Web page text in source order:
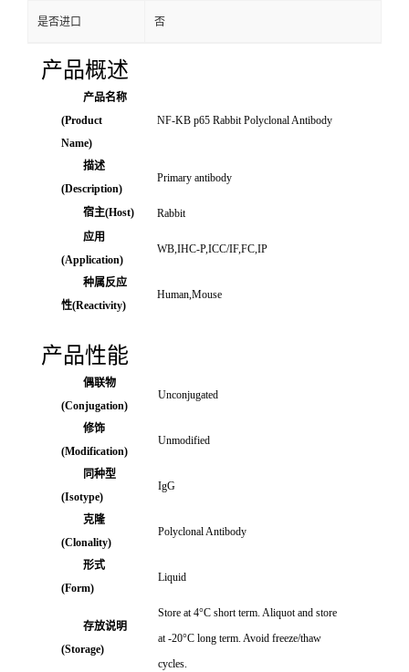
是否进口 否
产品概述
产品名称
(Product
Name)
NF-KB p65 Rabbit Polyclonal Antibody
描述
(Description)
Primary antibody
宿主(Host)
Rabbit
应用
(Application)
WB,IHC-P,ICC/IF,FC,IP
种属反应
性(Reactivity)
Human,Mouse
产品性能
偶联物
(Conjugation)
Unconjugated
修饰
(Modification)
Unmodified
同种型
(Isotype)
IgG
克隆
(Clonality)
Polyclonal Antibody
形式
(Form)
Liquid
存放说明
(Storage)
Store at 4°C short term. Aliquot and store
at -20°C long term. Avoid freeze/thaw
cycles.